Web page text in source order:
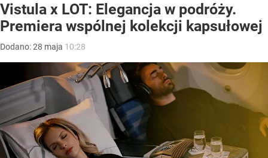
Vistula x LOT: Elegancja w podróży.
Premiera wspólnej kolekcji kapsułowej
Dodano:28 maja 10:28